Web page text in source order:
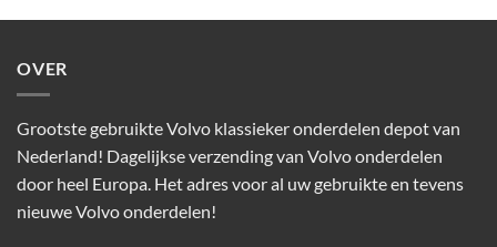
OVER
Grootste gebruikte Volvo klassieker onderdelen depot van
Nederland! Dagelijkse verzending van Volvo onderdelen
door heel Europa. Het adres voor al uw gebruikte en tevens
nieuwe Volvo onderdelen!